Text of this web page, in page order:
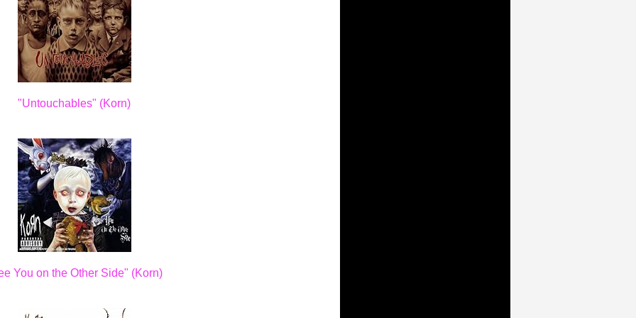
"Untouchables" (Korn)
You on the Other Side" (Korn)